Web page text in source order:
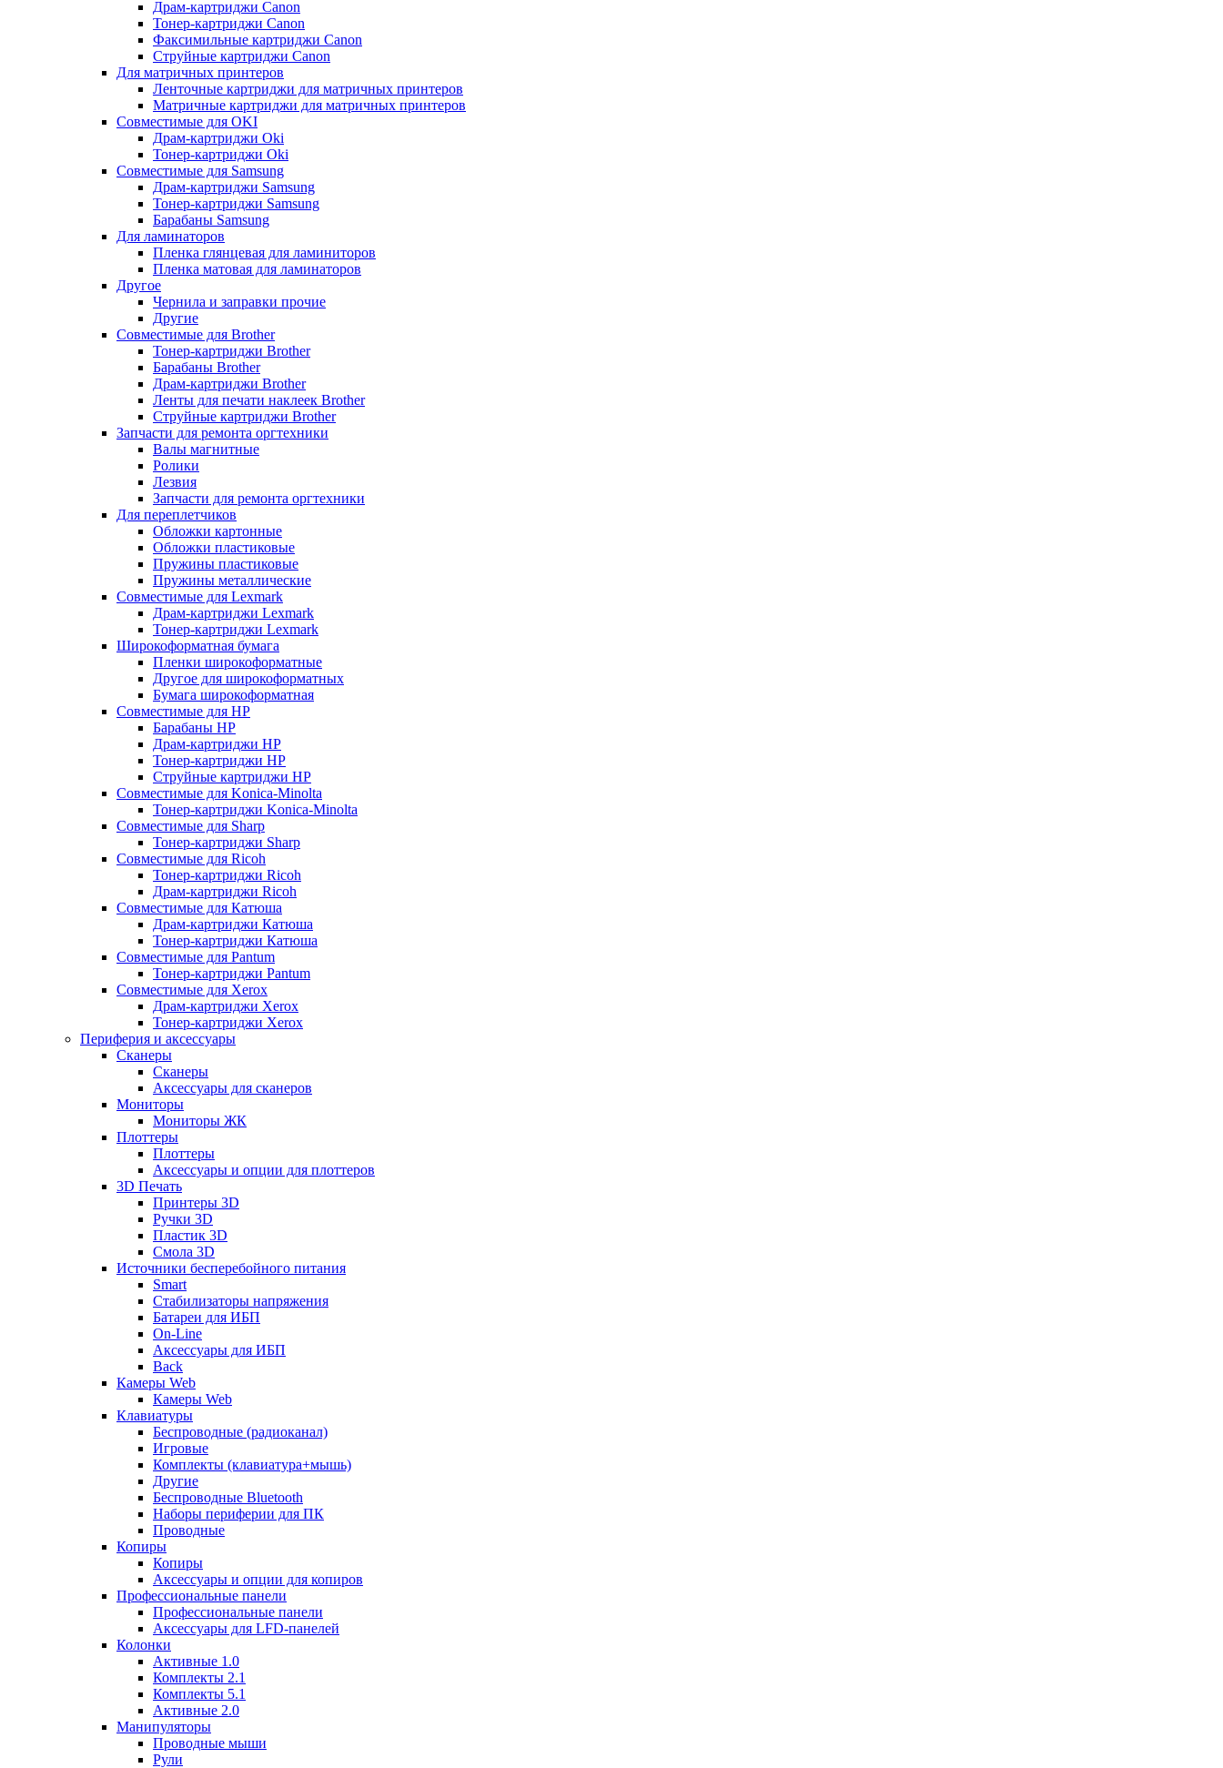
Драм-картриджи Canon
Тонер-картриджи Canon
Факсимильные картриджи Canon
Струйные картриджи Canon
Для матричных принтеров
Ленточные картриджи для матричных принтеров
Матричные картриджи для матричных принтеров
Совместимые для OKI
Драм-картриджи Oki
Тонер-картриджи Oki
Совместимые для Samsung
Драм-картриджи Samsung
Тонер-картриджи Samsung
Барабаны Samsung
Для ламинаторов
Пленка глянцевая для ламиниторов
Пленка матовая для ламинаторов
Другое
Чернила и заправки прочие
Другие
Совместимые для Brother
Тонер-картриджи Brother
Барабаны Brother
Драм-картриджи Brother
Ленты для печати наклеек Brother
Струйные картриджи Brother
Запчасти для ремонта оргтехники
Валы магнитные
Ролики
Лезвия
Запчасти для ремонта оргтехники
Для переплетчиков
Обложки картонные
Обложки пластиковые
Пружины пластиковые
Пружины металлические
Совместимые для Lexmark
Драм-картриджи Lexmark
Тонер-картриджи Lexmark
Широкоформатная бумага
Пленки широкоформатные
Другое для широкоформатных
Бумага широкоформатная
Совместимые для HP
Барабаны HP
Драм-картриджи HP
Тонер-картриджи HP
Струйные картриджи HP
Совместимые для Konica-Minolta
Тонер-картриджи Konica-Minolta
Совместимые для Sharp
Тонер-картриджи Sharp
Совместимые для Ricoh
Тонер-картриджи Ricoh
Драм-картриджи Ricoh
Совместимые для Катюша
Драм-картриджи Катюша
Тонер-картриджи Катюша
Совместимые для Pantum
Тонер-картриджи Pantum
Совместимые для Xerox
Драм-картриджи Xerox
Тонер-картриджи Xerox
Периферия и аксессуары
Сканеры
Сканеры
Аксессуары для сканеров
Мониторы
Мониторы ЖК
Плоттеры
Плоттеры
Аксессуары и опции для плоттеров
3D Печать
Принтеры 3D
Ручки 3D
Пластик 3D
Смола 3D
Источники бесперебойного питания
Smart
Стабилизаторы напряжения
Батареи для ИБП
On-Line
Аксессуары для ИБП
Back
Камеры Web
Камеры Web
Клавиатуры
Беспроводные (радиоканал)
Игровые
Комплекты (клавиатура+мышь)
Другие
Беспроводные Bluetooth
Наборы периферии для ПК
Проводные
Копиры
Копиры
Аксессуары и опции для копиров
Профессиональные панели
Профессиональные панели
Аксессуары для LFD-панелей
Колонки
Активные 1.0
Комплекты 2.1
Комплекты 5.1
Активные 2.0
Манипуляторы
Проводные мыши
Рули